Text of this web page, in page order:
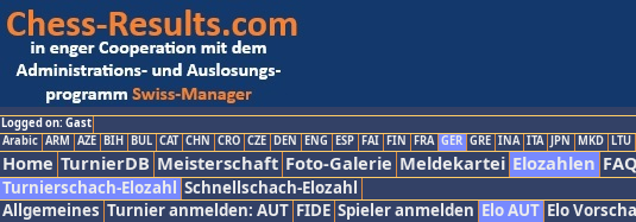
Logged on: Gast
Arabic ARM AZE BIH BUL CAT CHN CRO CZE DEN ENG ESP FAI FIN FRA GER GRE INA ITA JPN MKD LTU
Home TurnierDB Meisterschaft Foto-Galerie Meldekartei Elozahlen FAQ
Turnierschach-Elozahl Schnellschach-Elozahl
Allgemeines Turnier anmelden: AUT FIDE Spieler anmelden Elo AUT Elo